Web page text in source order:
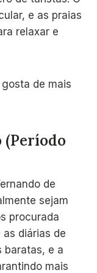
e as praias
relaxar e
de mais
(Período
de
sejam
procurada
diárias de
baratas, e a
mais